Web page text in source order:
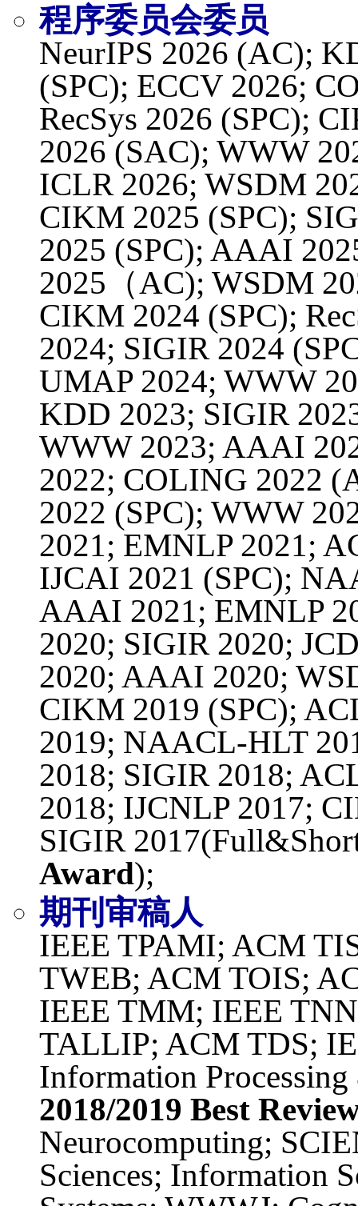
程序委员会委员
NeurIPS 2026 (AC);
(SPC); ECCV 2026;
RecSys 2026 (SPC);
2026 (SAC); WWW
ICLR 2026; WSDM
CIKM 2025 (SPC);
2025 (SPC); AAAI
2025（AC); WSDM
CIKM 2024 (SPC);
2024; SIGIR 2024
UMAP 2024; WWW
KDD 2023; SIGIR
WWW 2023; AAAI
2022; COLING 2022
2022 (SPC); WWW
2021; EMNLP 2021;
IJCAI 2021 (SPC);
AAAI 2021; EMNLP
2020; SIGIR 2020;
2020; AAAI 2020;
CIKM 2019 (SPC);
2019; NAACL-HLT
2018; SIGIR 2018;
2018; IJCNLP 2017;
SIGIR
Award);
期刊审稿人
IEEE TPAMI; ACM
TWEB; ACM TOIS;
IEEE TMM; IEEE
TALLIP; ACM TDS;
Information
2018/2019 Best
Neurocomputing;
Sciences; Information